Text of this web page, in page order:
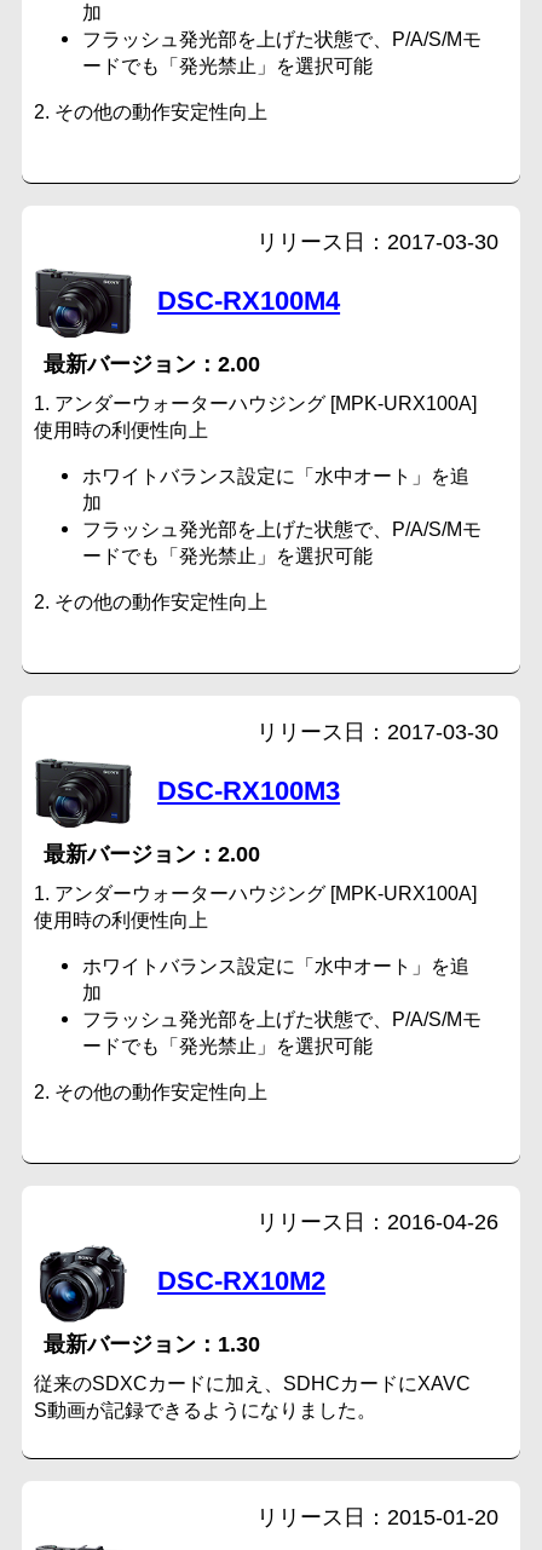
加
フラッシュ発光部を上げた状態で、P/A/S/Mモ
ードでも「発光禁止」を選択可能
2. その他の動作安定性向上
DSC-RX100M4
2.00
2017-03-30
1. アンダーウォーターハウジング [MPK-URX100A]
使用時の利便性向上
ホワイトバランス設定に「水中オート」を追
加
フラッシュ発光部を上げた状態で、P/A/S/Mモ
ードでも「発光禁止」を選択可能
2. その他の動作安定性向上
DSC-RX100M3
2.00
2017-03-30
1. アンダーウォーターハウジング [MPK-URX100A]
使用時の利便性向上
ホワイトバランス設定に「水中オート」を追
加
フラッシュ発光部を上げた状態で、P/A/S/Mモ
ードでも「発光禁止」を選択可能
2. その他の動作安定性向上
DSC-RX10M2
1.30
2016-04-26
従来のSDXCカードに加え、SDHCカードにXAVC
S動画が記録できるようになりました。
2015-01-20